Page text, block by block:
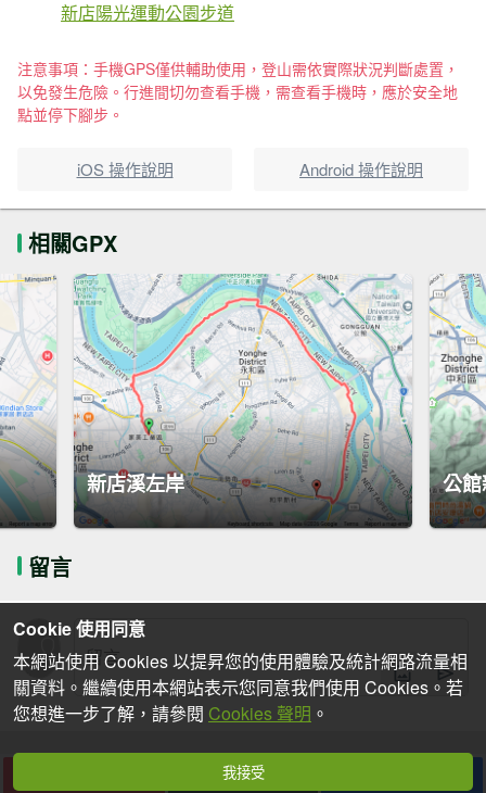
新店陽光運動公園步道
注意事項：手機GPS僅供輔助使用，登山需依實際狀況判斷處置，
以免發生危險。行進間切勿查看手機，需查看手機時，應於安全地
點並停下腳步。
iOS 操作說明 Android 操作說明
相關GPX
新店溪左岸 公
留言
下載
Cookie 使用同意
本網站使用 Cookies 以提昇您的使用體驗及統計網路流量相
關資料。繼續使用本網站表示您同意我們使用 Cookies。若
您想進一步了解，請參閱 Cookies 聲明 。
我接受